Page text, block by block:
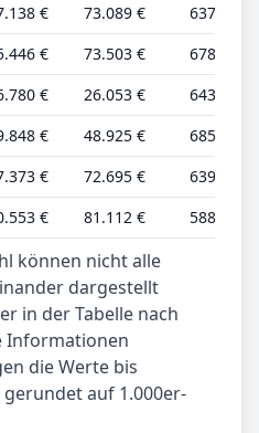
€ 73.089 €
637 €
€ 73.503 €
678 €
€ 26.053 €
643 €
€ 48.925 €
685 €
€ 72.695 €
639 €
€ 81.112 € 588 €
können nicht alle
dargestellt
in der Tabelle nach
Informationen
die Werte bis
auf 1.000er-